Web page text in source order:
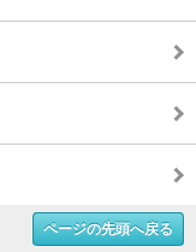
ページの先頭へ戻る